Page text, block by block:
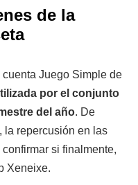
de la
Juego Simple de
por el conjunto
del año. De
la repercusión en las
si finalmente,
Xeneixe.